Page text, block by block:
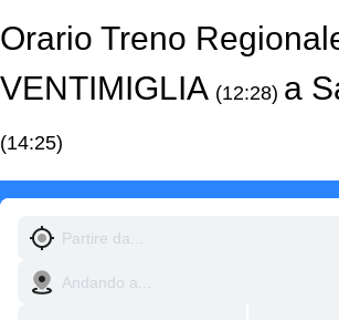
Orario Treno
VENTIMIGLIA (12:28) a
(14:25)